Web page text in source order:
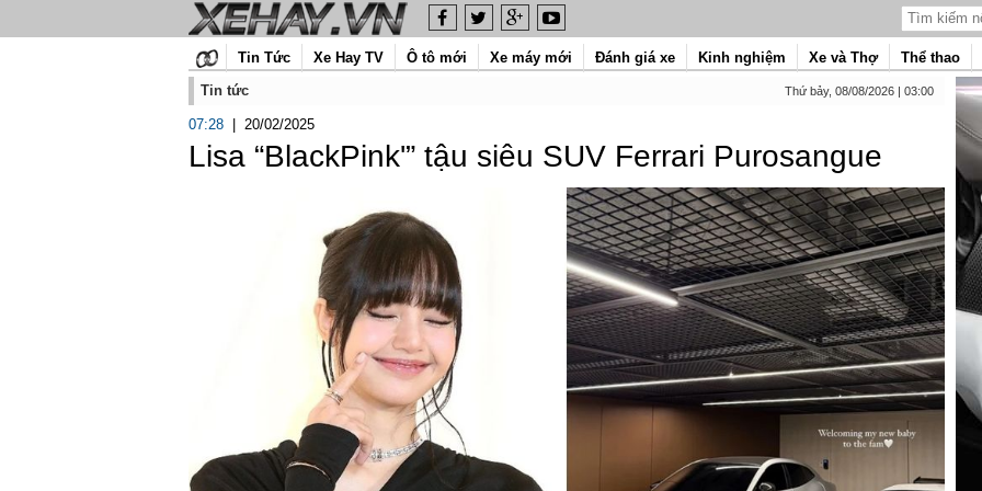
Tin Tức Xe Hay TV Ô tô mới Xe máy mới Đánh giá xe Kinh nghiệm Xe và Thợ Thể thao
Tin tức
Thứ bảy, 08/08/2026 | 03:00
07:28 20/02/2025
Lisa “BlackPink'” tậu siêu SUV Ferrari Purosangue